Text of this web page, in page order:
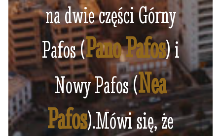
na dwie części Górny
Pafos (Pano Pafos) i
Nowy Pafos (Nea
Pafos).Mówi się, że